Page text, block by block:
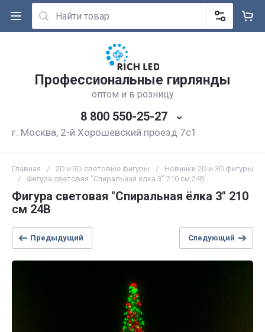
Профессиональные гирлянды
оптом и в розницу
8 800 550-25-27
г. Москва, 2-й Хорошевский проезд 7с1
Главная / 2D и 3D световые фигуры /
Новинки 2D и 3D фигуры
/
Фигура световая "Спиральная ёлка 3" 210 см 24В
Фигура световая "Спиральная ёлка 3" 210
см 24В
Предыдущий Следующий